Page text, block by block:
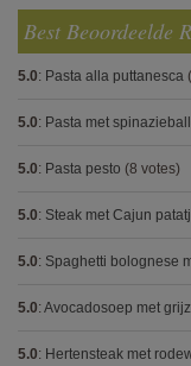
Best Beoordeelde
5.0: Pasta alla puttanesca
5.0: Pasta met
5.0: Pasta pesto (8 votes)
5.0: Steak met Cajun
5.0: Spaghetti bolognese
5.0: Avocadosoep met
5.0: Hertensteak met